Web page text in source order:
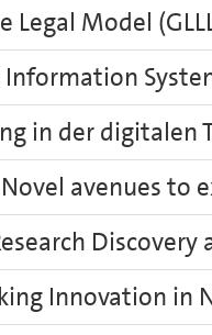
Legal Model
in der digitalen
Novel avenues
Innovation in